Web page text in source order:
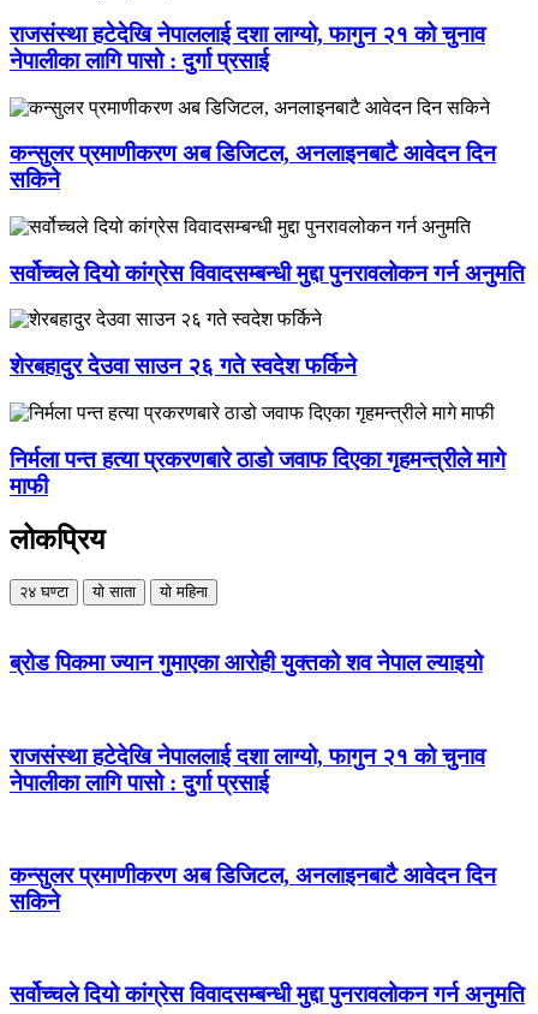
राजसंस्था हटेदेखि नेपाललाई दशा लाग्यो, फागुन २१ को चुनाव
नेपालीका लागि पासो : दुर्गा प्रसाई
कन्सुलर प्रमाणीकरण अब डिजिटल, अनलाइनबाटै आवेदन दिन
सकिने
सर्वोच्चले दियो कांग्रेस विवादसम्बन्धी मुद्दा पुनरावलोकन गर्न अनुमति
शेरबहादुर देउवा साउन २६ गते स्वदेश फर्किने
निर्मला पन्त हत्या प्रकरणबारे ठाडो जवाफ दिएका गृहमन्त्रीले मागे
माफी
लोकप्रिय
२४ घण्टा यो साता यो महिना
ब्रोड पिकमा ज्यान गुमाएका आरोही युक्तको शव नेपाल ल्याइयो
राजसंस्था हटेदेखि नेपाललाई दशा लाग्यो, फागुन २१ को चुनाव
नेपालीका लागि पासो : दुर्गा प्रसाई
कन्सुलर प्रमाणीकरण अब डिजिटल, अनलाइनबाटै आवेदन दिन
सकिने
सर्वोच्चले दियो कांग्रेस विवादसम्बन्धी मुद्दा पुनरावलोकन गर्न अनुमति